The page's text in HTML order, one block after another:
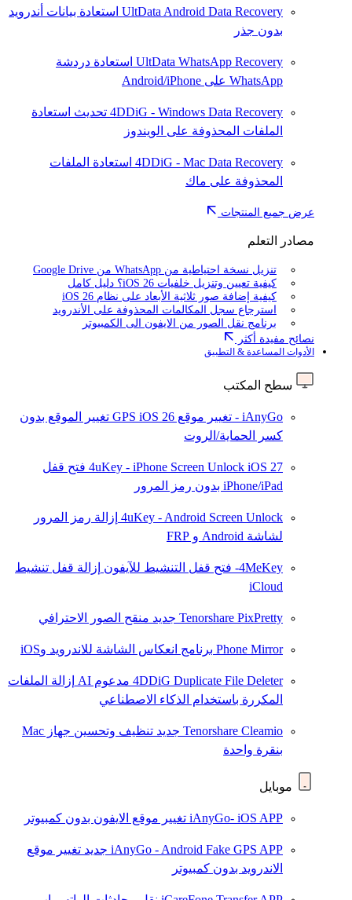
UltData Android Data Recovery استعادة بيانات أندرويد
بدون جذر
UltData WhatsApp Recovery استعادة دردشة
WhatsApp على Android/iPhone
4DDiG - Windows Data Recovery تحديث استعادة
الملفات المحذوفة على الويندوز
4DDiG - Mac Data Recovery استعادة الملفات
المحذوفة على ماك
عرض جميع المنتجات
مصادر التعلم
تنزيل نسخة احتياطية من WhatsApp من Google Drive
كيفية تعيين وتنزيل خلفيات iOS 26؟ دليل كامل
كيفية إضافة صور ثلاثية الأبعاد على نظام iOS 26
استرجاع سجل المكالمات المحذوفة على الأندرويد
برنامج نقل الصور من الايفون الى الكمبيوتر
نصائح مفيدة أكثر
الأدوات المساعدة & التطبيق
سطح المكتب
iAnyGo - تغيير موقع GPS iOS 26
تغيير الموقع بدون
كسر الحماية/الروت
4uKey - iPhone Screen Unlock iOS 27
فتح قفل
iPhone/iPad بدون رمز المرور
4uKey - Android Screen Unlock إزالة رمز المرور
لشاشة Android و FRP
4MeKey- فتح قفل التنشيط للآيفون
إزالة قفل تنشيط
iCloud
Tenorshare PixPretty جديد منقح الصور الاحترافي
Phone Mirror برنامج انعكاس الشاشة للاندرويد وiOS
4DDiG Duplicate File Deleter مدعوم AI
إزالة الملفات
المكررة باستخدام الذكاء الاصطناعي
Tenorshare Cleamio جديد
تنظيف وتحسين جهاز Mac
بنقرة واحدة
موبايل
iAnyGo- iOS APP تغيير موقع الايفون بدون كمبيوتر
iAnyGo - Android Fake GPS APP جديد تغيير موقع
الاندرويد بدون كمبيوتر